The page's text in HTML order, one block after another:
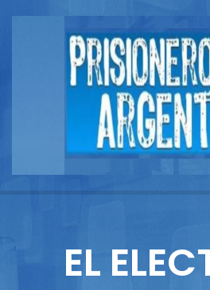
Buscador
Documentos
ReportajesEL